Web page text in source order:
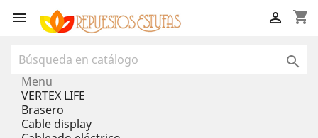
 shopping_cart


Menu
VERTEX LIFE
Brasero
Cable display